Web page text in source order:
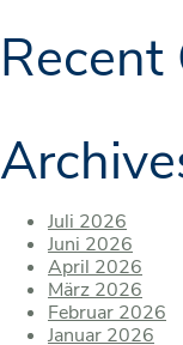
Recent
Juli 2026
Juni 2026
April 2026
März 2026
Februar 2026
Januar 2026